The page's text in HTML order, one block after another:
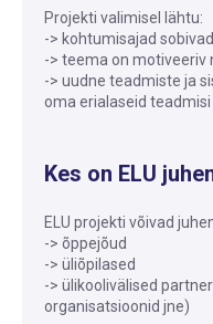
Projekti valimisel lähtu:
-> kohtumisajad
-> teema on motiveeriv
-> uudne teadmiste ja
oma erialaseid teadmisi
Kes on ELU
ELU projekti võivad
-> õppejõud
-> üliõpilased
-> ülikoolivälised
organisatsioonid jne)